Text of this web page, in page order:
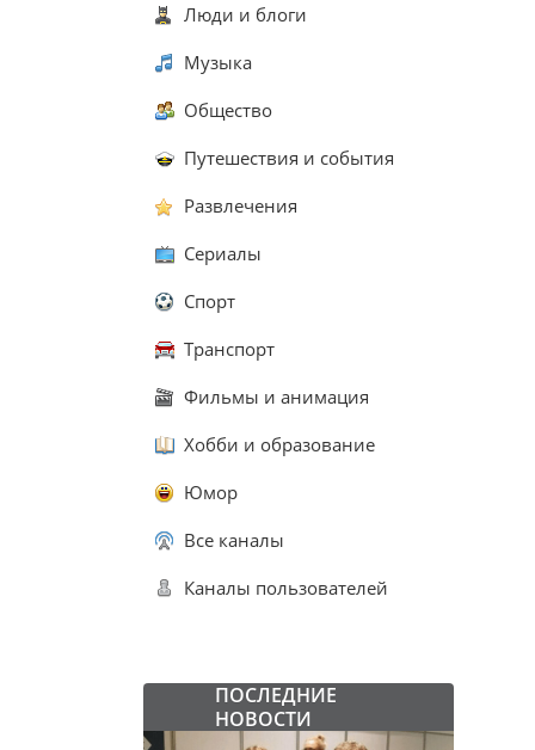
Люди и блоги
Музыка
Общество
Путешествия и события
Развлечения
Сериалы
Спорт
Транспорт
Фильмы и анимация
Хобби и образование
Юмор
Все каналы
Каналы пользователей
ПОСЛЕДНИЕ
НОВОСТИ